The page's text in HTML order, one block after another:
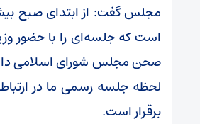
مجلس گفت: ️از ابتدای صبح
است که جلسه‌ای را با حضور
صحن مجلس شورای اسلامی
لحظه جلسه رسمی ما در ارتباط
برقرار است.